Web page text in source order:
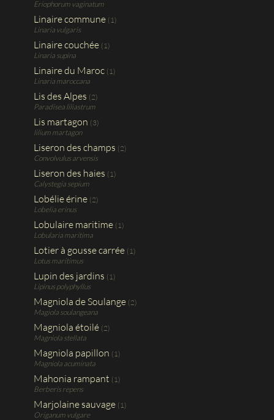
Eriophorum vaginatum
Linaire commune (1)
Linaria vulgaris
Linaire couchée (1)
Linaria supina
Linaire du Maroc (1)
Linaria maroccana
Lis des Alpes (2)
Paradisea liliastrum
Lis martagon (3)
lilium martagon
Liseron des champs (2)
Convolvulus arvensis
Liseron des haies (1)
Calystegia sepium
Lobélie érine (2)
Lobelia erinus
Lobulaire maritime (1)
Lobularia maritima
Lotier à gousse carrée (1)
Lotus maritimus
Lupin des jardins (1)
Lipinus polyphyllus
Magniola de Soulange (2)
Magiola soulangeana
Magniola étoilé (2)
Magniola stellata
Magniola papillon (1)
Magniola acuminata
Mahonia rampant (1)
Berberis repens
Marjolaine sauvage (1)
Origanum vulgare